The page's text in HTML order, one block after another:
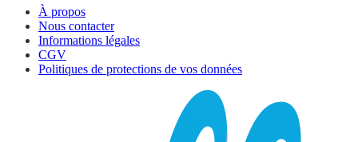
À propos
Nous contacter
Informations légales
CGV
Politiques de protections de vos données